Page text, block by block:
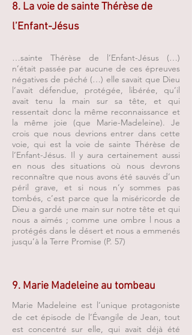
8. La voie de sainte Thérèse de
l’Enfant-Jésus
…sainte Thérèse de l’Enfant-Jésus (…)
n’était passée par aucune de ces épreuves
négatives de péché (…) elle savait que Dieu
l’avait défendue, protégée, libérée, qu’il
avait tenu la main sur sa tête, et qui
ressentait donc la même reconnaissance et
la même joie (que Marie-Madeleine). Je
crois que nous devrions entrer dans cette
voie, qui est la voie de sainte Thérèse de
l’Enfant-Jésus. Il y aura certainement aussi
en nous des situations où nous devrons
reconnaître que nous avons été sauvés d’un
péril grave, et si nous n’y sommes pas
tombés, c’est parce que la miséricorde de
Dieu a gardé une main sur notre tête et qui
nous a aimés ; comme une ombre l nous a
protégés dans le désert et nous a emmenés
jusqu’à la Terre Promise (P. 57)
9. Marie Madeleine au tombeau
Marie Madeleine est l’unique protagoniste
de cet épisode de l’Évangile de Jean, tout
est concentré sur elle, qui avait déjà été